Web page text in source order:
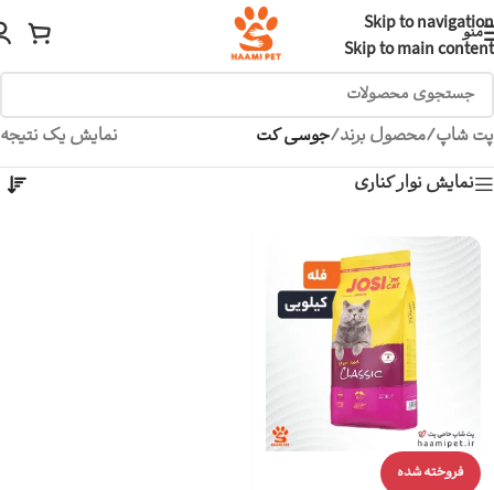
Skip to navigation
Skip to main content
منو
پت شاپ/محصول برند/جوسی کت
نمایش یک نتیجه
نمایش نوار کناری
فروخته شده